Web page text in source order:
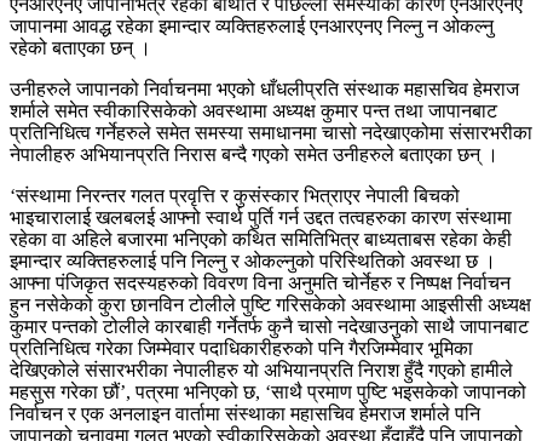
जापानमा आवद्ध रहेका इमान्दार व्यक्तिहरुलाई एनआरएनए निल्नु न ओकल्नु
रहेको बताएका छन् ।
उनीहरुले जापानको निर्वाचनमा भएको धाँधलीप्रति संस्थाक महासचिव हेमराज
शर्माले समेत स्वीकारिसकेको अवस्थामा अध्यक्ष कुमार पन्त तथा जापानबाट
प्रतिनिधित्व गर्नेहरुले समेत समस्या समाधानमा चासो नदेखाएकोमा संसारभरीका
नेपालीहरु अभियानप्रति निरास बन्दै गएको समेत उनीहरुले बताएका छन् ।
‘संस्थामा निरन्तर गलत प्रवृत्ति र कुसंस्कार भित्राएर नेपाली बिचको
भाइचारालाई खलबलई आफ्नो स्वार्थ पुर्ति गर्न उद्दत तत्वहरुका कारण संस्थामा
रहेका वा अहिले बजारमा भनिएको कथित समितिभित्र बाध्यताबस रहेका केही
इमान्दार व्यक्तिहरुलाई पनि निल्नु र ओकल्नुको परिस्थितिको अवस्था छ ।
आफ्ना पंजिकृत सदस्यहरुको विवरण विना अनुमति चोर्नेहरु र निष्पक्ष निर्वाचन
हुन नसेकेको कुरा छानविन टोलीले पुष्टि गरिसकेको अवस्थामा आइसीसी अध्यक्ष
कुमार पन्तको टोलीले कारबाही गर्नेतर्फ कुनै चासो नदेखाउनुको साथै जापानबाट
प्रतिनिधित्व गरेका जिम्मेवार पदाधिकारीहरुको पनि गैरजिम्मेवार भूमिका
देखिएकोले संसारभरीका नेपालीहरु यो अभियानप्रति निराश हुँदै गएको हामीले
महसुस गरेका छौं’, पत्रमा भनिएको छ, ‘साथै प्रमाण पुष्टि भइसकेको जापानको
निर्वाचन र एक अनलाइन वार्तामा संस्थाका महासचिव हेमराज शर्माले पनि
जापानको चुनावमा गलत भएको स्वीकारिसकेको अवस्था हुँदाहुँदै पनि जापानको